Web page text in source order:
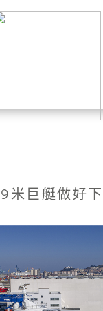
米巨艇做好